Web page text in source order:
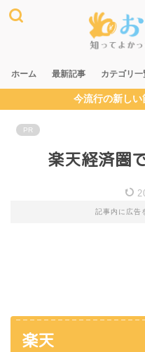
ホーム 最新記事 カテゴリ一
今流行の新しい
PR
楽天経済圏
記事内に広告
楽天